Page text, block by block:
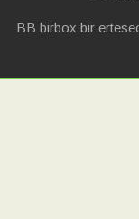
BB birbox bir